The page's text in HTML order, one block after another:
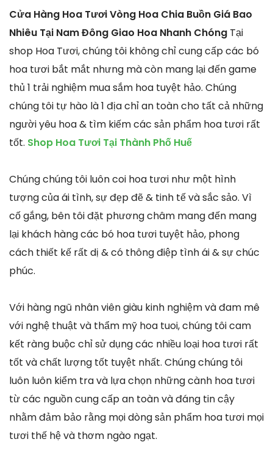
Cửa Hàng Hoa Tươi Vòng Hoa Chia Buồn Giá Bao
Nhiêu Tại Nam Đông Giao Hoa Nhanh Chóng Tại
shop Hoa Tươi, chúng tôi không chỉ cung cấp các bó
hoa tươi bắt mắt nhưng mà còn mang lại đến game
thủ 1 trải nghiệm mua sắm hoa tuyệt hảo. Chúng
chúng tôi tự hào là 1 địa chỉ an toàn cho tất cả những
người yêu hoa & tìm kiếm các sản phẩm hoa tươi rất
tốt. Shop Hoa Tươi Tại Thành Phố Huế
Chúng chúng tôi luôn coi hoa tươi như một hình
tượng của ái tình, sự đẹp đẽ & tinh tế và sắc sảo. Vì
cố gắng, bên tôi đặt phương châm mang đến mang
lại khách hàng các bó hoa tươi tuyệt hảo, phong
cách thiết kế rất dị & có thông điệp tình ái & sự chúc
phúc.
Với hàng ngũ nhân viên giàu kinh nghiệm và đam mê
với nghệ thuật và thẩm mỹ hoa tuoi, chúng tôi cam
kết ràng buộc chỉ sử dụng các nhiều loại hoa tươi rất
tốt và chất lượng tốt tuyệt nhất. Chúng chúng tôi
luôn luôn kiểm tra và lựa chọn những cành hoa tươi
từ các nguồn cung cấp an toàn và đáng tin cậy
nhằm đảm bảo rằng mọi dòng sản phẩm hoa tươi mọi
tươi thế hệ và thơm ngào ngạt.